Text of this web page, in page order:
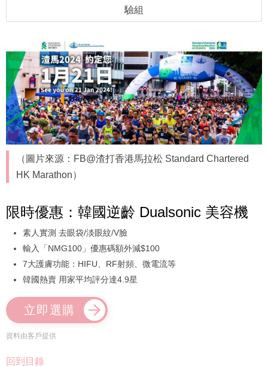
驗組
（圖片來源：FB@渣打香港馬拉松 Standard Chartered
HK Marathon）
限時優惠：韓國逆齡 Dualsonic 美容機
素人實測 去眼袋/淡眼紋/V臉
輸入「NMG100」優惠碼額外減$100
7大護膚功能：HIFU、RF射頻、微電流等
韓國熱賣 用家平均評分達4.9星
立即選購
資料由客戶提供
回到目錄